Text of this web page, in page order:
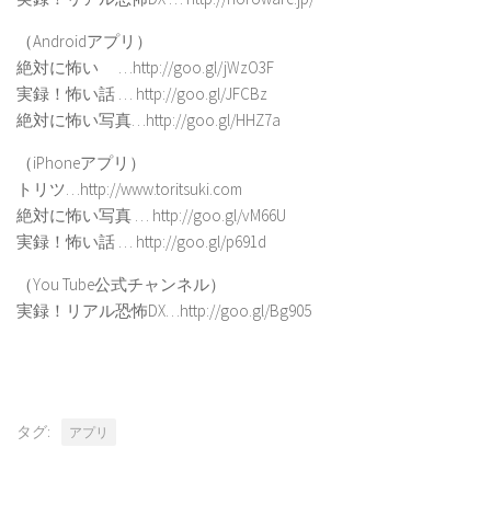
（Androidアプリ）
絶対に怖い …http://goo.gl/jWzO3F
実録！怖い話 … http://goo.gl/JFCBz
絶対に怖い写真…http://goo.gl/HHZ7a
（iPhoneアプリ）
トリツ…http://www.toritsuki.com
絶対に怖い写真 … http://goo.gl/vM66U
実録！怖い話 … http://goo.gl/p691d
（You Tube公式チャンネル）
実録！リアル恐怖DX…http://goo.gl/Bg905
タグ: アプリ